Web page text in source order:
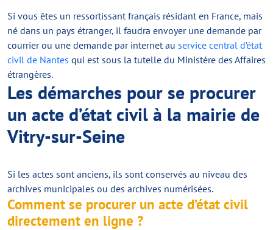
Si vous êtes un ressortissant français résidant en France, mais
né dans un pays étranger, il faudra envoyer une demande par
courrier ou une demande par internet au service central d’état
civil de Nantes qui est sous la tutelle du Ministère des Affaires
étrangères.
Les démarches pour se procurer
un acte d’état civil à la mairie de
Vitry-sur-Seine
Si les actes sont anciens, ils sont conservés au niveau des
archives municipales ou des archives numérisées.
Comment se procurer un acte d’état civil
directement en ligne ?